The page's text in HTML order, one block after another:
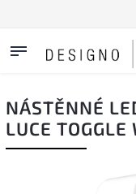
NÁSTĚNNÉ
LUCE TOGGLE